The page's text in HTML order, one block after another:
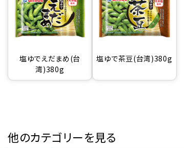
塩ゆでえだまめ(台
湾)380g
塩ゆで茶豆(台湾)380g
他のカテゴリーを見る